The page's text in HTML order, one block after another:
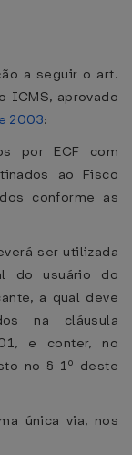
a seguir o art.
ICMS, aprovado
2003:
por ECF com
ao Fisco
conforme as
ser utilizada
do usuário do
a qual deve
na cláusula
e conter, no
no § 1º deste
única via, nos